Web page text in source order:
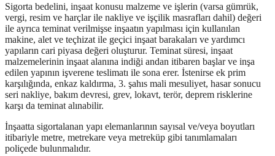
Sigorta bedelini, inşaat konusu malzeme ve işlerin (varsa gümrük,
vergi, resim ve harçlar ile nakliye ve işçilik masrafları dahil) değeri
ile ayrıca teminat verilmişse inşaatın yapılması için kullanılan
makine, alet ve teçhizat ile geçici inşaat barakaları ve yardımcı
yapıların cari piyasa değeri oluşturur. Teminat süresi, inşaat
malzemelerinin inşaat alanına indiği andan itibaren başlar ve inşa
edilen yapının işverene teslimatı ile sona erer. İstenirse ek prim
karşılığında, enkaz kaldırma, 3. şahıs mali mesuliyet, hasar sonucu
seri nakliye, bakım devresi, grev, lokavt, terör, deprem risklerine
karşı da teminat alınabilir.
İnşaatta sigortalanan yapı elemanlarının sayısal ve/veya boyutları
itibariyle metre, metrekare veya metreküp gibi tanımlamaları
poliçede bulunmalıdır.